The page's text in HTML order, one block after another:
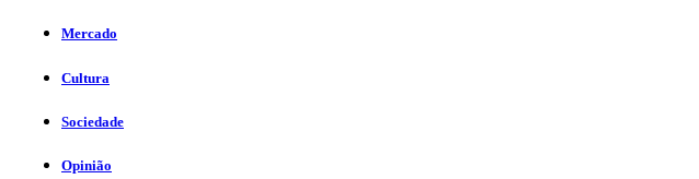
Mercado
Cultura
Sociedade
Opinião